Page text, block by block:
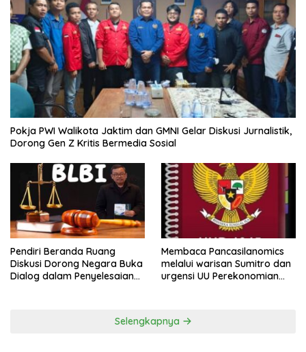
Pokja PWI Walikota Jaktim dan GMNI Gelar Diskusi Jurnalistik,
Dorong Gen Z Kritis Bermedia Sosial
Pendiri Beranda Ruang
Diskusi Dorong Negara Buka
Dialog dalam Penyelesaian
Membaca Pancasilanomics
melalui warisan Sumitro dan
urgensi UU Perekonomian
Selengkapnya